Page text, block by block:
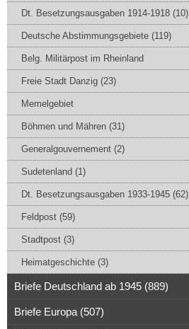
Dt. Besetzungsausgaben 1914-1918 (10)
Deutsche Abstimmungsgebiete (119)
Belg. Militärpost im Rheinland
Freie Stadt Danzig (23)
Memelgebiet
Böhmen und Mähren (31)
Generalgouvernement (2)
Sudetenland (1)
Dt. Besetzungsausgaben 1933-1945 (62)
Feldpost (59)
Stadtpost (3)
Heimatgeschichte (3)
Briefe Deutschland ab 1945 (889)
Briefe Europa (507)